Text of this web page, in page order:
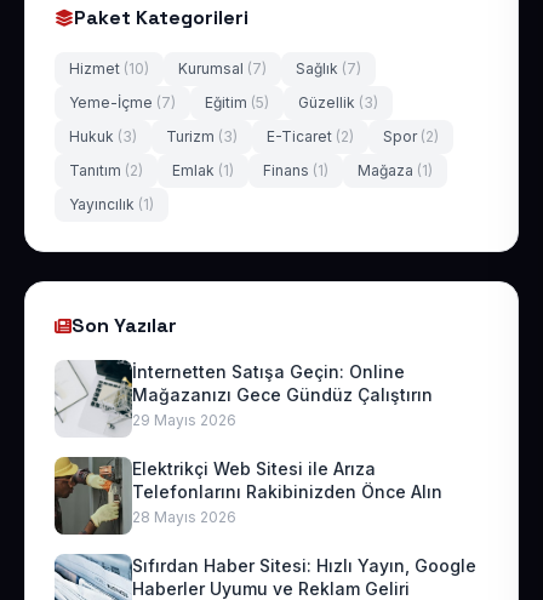
Paket Kategorileri
Hizmet (10) Kurumsal (7) Sağlık (7)
Yeme-İçme (7) Eğitim (5) Güzellik (3)
Hukuk (3) Turizm (3) E-Ticaret (2) Spor (2)
Tanıtım (2) Emlak (1) Finans (1) Mağaza (1)
Yayıncılık (1)
Son Yazılar
İnternetten Satışa Geçin: Online
Mağazanızı Gece Gündüz Çalıştırın
29 Mayıs 2026
Elektrikçi Web Sitesi ile Arıza
Telefonlarını Rakibinizden Önce Alın
28 Mayıs 2026
Sıfırdan Haber Sitesi: Hızlı Yayın, Google
Haberler Uyumu ve Reklam Geliri